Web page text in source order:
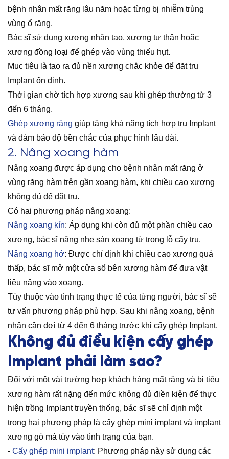
bệnh nhân mất răng lâu năm hoặc từng bị nhiễm trùng
vùng ổ răng.
Bác sĩ sử dụng xương nhân tạo, xương tự thân hoặc
xương đồng loại để ghép vào vùng thiếu hụt.
Mục tiêu là tạo ra đủ nền xương chắc khỏe để đặt trụ
Implant ổn định.
Thời gian chờ tích hợp xương sau khi ghép thường từ 3
đến 6 tháng.
Ghép xương răng giúp tăng khả năng tích hợp trụ Implant
và đảm bảo độ bền chắc của phục hình lâu dài.
2. Nâng xoang hàm
Nâng xoang được áp dụng cho bệnh nhân mất răng ở
vùng răng hàm trên gần xoang hàm, khi chiều cao xương
không đủ để đặt trụ.
Có hai phương pháp nâng xoang:
Nâng xoang kín: Áp dụng khi còn đủ một phần chiều cao
xương, bác sĩ nâng nhẹ sàn xoang từ trong lỗ cấy trụ.
Nâng xoang hở: Được chỉ định khi chiều cao xương quá
thấp, bác sĩ mở một cửa sổ bên xương hàm để đưa vật
liệu nâng vào xoang.
Tùy thuộc vào tình trạng thực tế của từng người, bác sĩ sẽ
tư vấn phương pháp phù hợp. Sau khi nâng xoang, bệnh
nhân cần đợi từ 4 đến 6 tháng trước khi cấy ghép Implant.
Không đủ điều kiện cấy ghép
Implant phải làm sao?
Đối với một vài trường hợp khách hàng mất răng và bị tiêu
xương hàm rất nặng đến mức không đủ điền kiện để thực
hiện trồng Implant truyền thống, bác sĩ sẽ chỉ định một
trong hai phương pháp là cấy ghép mini implant và implant
xương gò má tùy vào tình trạng của bạn.
- Cấy ghép mini implant: Phương pháp này sử dụng các